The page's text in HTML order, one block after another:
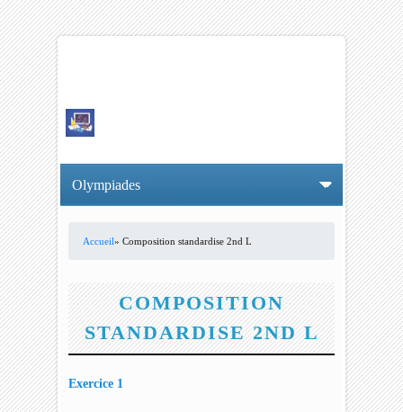
Accueil» Composition standardise 2nd L
COMPOSITION
STANDARDISE 2ND L
Exercice 1